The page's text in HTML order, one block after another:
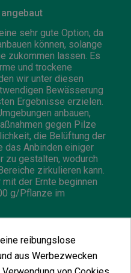
sehr gute Option, da
können, solange
zukommen lassen. Es
und trockene
wir unter diesen
Bewässerung
Ergebnisse erzielen.
anbauen,
gegen Pilze
die Belüftung der
das Anbinden einiger
zu gestalten, wodurch
zirkulieren kann.
der Ernte beginnen
g/Pflanze im
Kombination aus
Tönen, mit
reibungslose
aus Werbezwecken